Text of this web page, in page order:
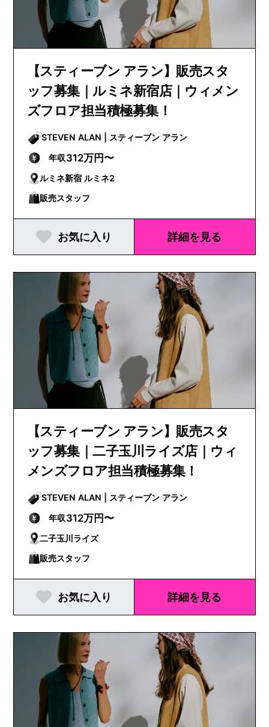
【スティーブン アラン】販売スタ
ッフ募集｜ルミネ新宿店｜ウィメン
ズフロア担当積極募集！
STEVEN ALAN | スティーブン アラン
年収312万円〜
ルミネ新宿 ルミネ2
販売スタッフ
お気に入り 詳細を見る
【スティーブン アラン】販売スタ
ッフ募集｜二子玉川ライズ店｜ウィ
メンズフロア担当積極募集！
STEVEN ALAN | スティーブン アラン
年収312万円〜
二子玉川ライズ
販売スタッフ
お気に入り 詳細を見る